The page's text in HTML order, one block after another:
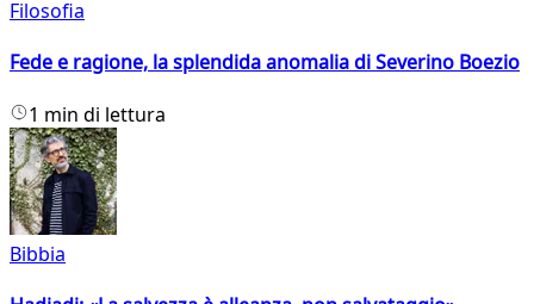
Filosofia
Fede e ragione, la splendida anomalia di Severino Boezio
1 min di lettura
Bibbia